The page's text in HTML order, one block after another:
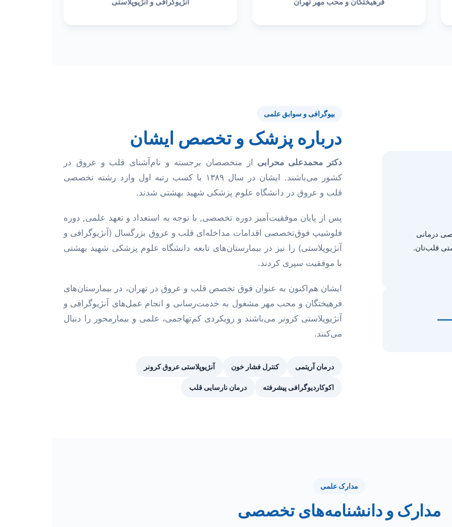
درمانی
قلب‌تان.
بیوگرافی و سوابق علمی
درباره پزشک و تخصص ایشان
دکتر محمدعلی محرابی از متخصصان برجسته و نام‌آشنای قلب و عروق در
کشور می‌باشند. ایشان در سال ۱۳۸۹ با کسب رتبه اول وارد رشته تخصصی
قلب و عروق در دانشگاه علوم پزشکی شهید بهشتی شدند.
پس از پایان موفقیت‌آمیز دوره تخصصی, با توجه به استعداد و تعهد علمی, دوره
فلوشیپ فوق‌تخصصی اقدامات مداخله‌ای قلب و عروق بزرگسال (آنژیوگرافی و
آنژیوپلاستی) را نیز در بیمارستان‌های تابعه دانشگاه علوم پزشکی شهید بهشتی
با موفقیت سپری کردند.
ایشان هم‌اکنون به عنوان فوق تخصص قلب و عروق در تهران، در بیمارستان‌های
فرهیختگان و محب مهر مشغول به خدمت‌رسانی و انجام عمل‌های آنژیوگرافی و
آنژیوپلاستی کرونر می‌باشند و رویکردی کم‌تهاجمی، علمی و بیمارمحور را دنبال
می‌کنند.
درمان آریتمی کنترل فشار خون آنژیوپلاستی عروق کرونر
اکوکاردیوگرافی پیشرفته درمان نارسایی قلب
مدارک علمی
مدارک و دانشنامه‌های تخصصی